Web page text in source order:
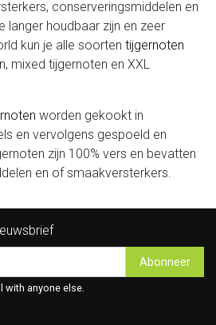
conserveringsmiddelen en
langer houdbaar zijn en zeer
kun je alle soorten tijgernoten
mixed tijgernoten en XXL
worden gekookt in
en vervolgens gespoeld en
zijn 100% vers en bevatten
en of smaakversterkers.
Abonneer
with anyone else.